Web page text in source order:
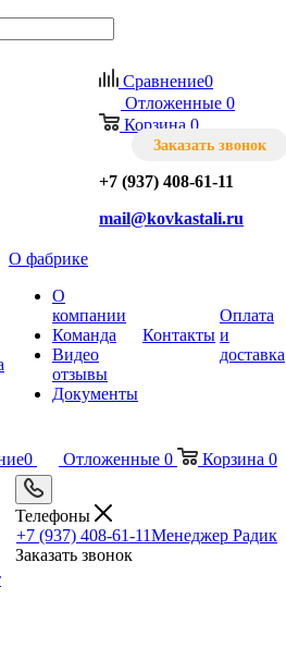
Сравнение0
Отложенные 0
Корзина 0
Заказать звонок
+7 (937) 408-61-11
mail@kovkastali.ru
О фабрике
О
компании
Команда
Видео
отзывы
Документы
Контакты
Оплата
и
доставка
0 Отложенные 0 Корзина 0
Телефоны
+7 (937) 408-61-11Менеджер Радик
Заказать звонок